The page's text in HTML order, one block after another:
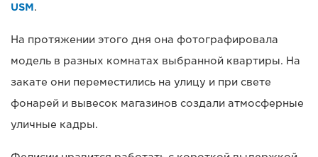
USM.
На протяжении этого дня она фотографировала
модель в разных комнатах выбранной квартиры. На
закате они переместились на улицу и при свете
фонарей и вывесок магазинов создали атмосферные
уличные кадры.